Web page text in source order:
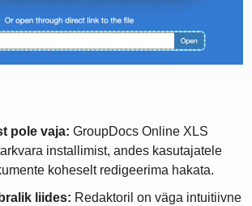
pole vaja: GroupDocs Online XLS
installimist, andes kasutajatele
koheselt redigeerima hakata.
liides: Redaktoril on väga intuitiivne